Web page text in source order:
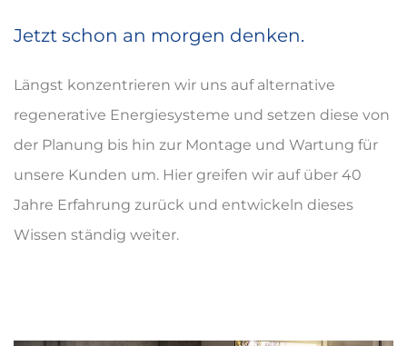
Jetzt schon an morgen denken.
Längst konzentrieren wir uns auf alternative
regenerative Energiesysteme und setzen diese von
der Planung bis hin zur Montage und Wartung für
unsere Kunden um. Hier greifen wir auf über 40
Jahre Erfahrung zurück und entwickeln dieses
Wissen ständig weiter.